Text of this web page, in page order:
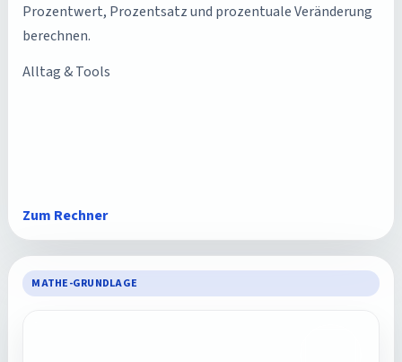
Prozentwert, Prozentsatz und prozentuale Veränderung
berechnen.
Alltag & Tools
Zum Rechner
MATHE-GRUNDLAGE